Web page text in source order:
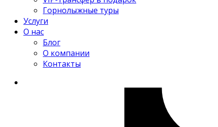
Горнолыжные туры
Услуги
О нас
Блог
О компании
Контакты